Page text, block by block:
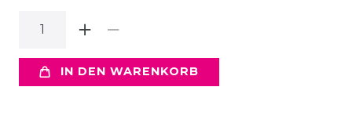
IN DEN WARENKORB